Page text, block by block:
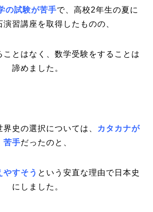
の試験が苦手で、高校2年生の夏に
演習講座を取得したものの、
ことはなく、数学受験をすることは
諦めました。
史の選択については、 カタカナが
苦手だったのと、
やすそう という安直な理由で日本史
にしました。